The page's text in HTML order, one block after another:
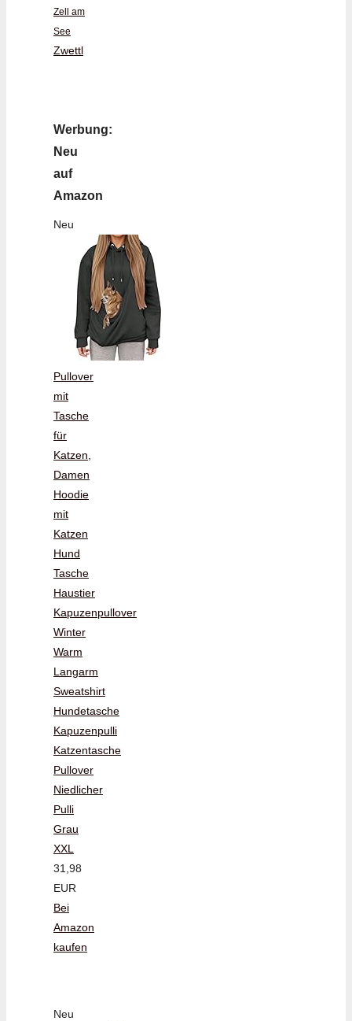
Zell am
See
Zwettl
Werbung:
Neu
auf
Amazon
Neu
Pullover
mit
Tasche
für
Katzen,
Damen
Hoodie
mit
Katzen
Hund
Tasche
Haustier
Kapuzenpullover
Winter
Warm
Langarm
Sweatshirt
Hundetasche
Kapuzenpulli
Katzentasche
Pullover
Niedlicher
Pulli
Grau
XXL
31,98
EUR
Bei
Amazon
kaufen
Neu